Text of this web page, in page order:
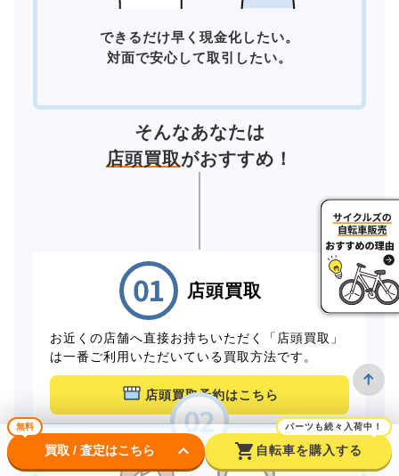
できるだけ早く現金化したい。
対面で安心して取引したい。
そんなあなたは
店頭買取がおすすめ！
店頭買取
お近くの店舗へ直接お持ちいただく「店頭買取」
は一番ご利用いただいている買取方法です。
店頭買取予約はこちら
無料
買取 / 査定はこちら keyboard_arrow_down shopping_cart
パーツも続々入荷中！
自転車を購入する